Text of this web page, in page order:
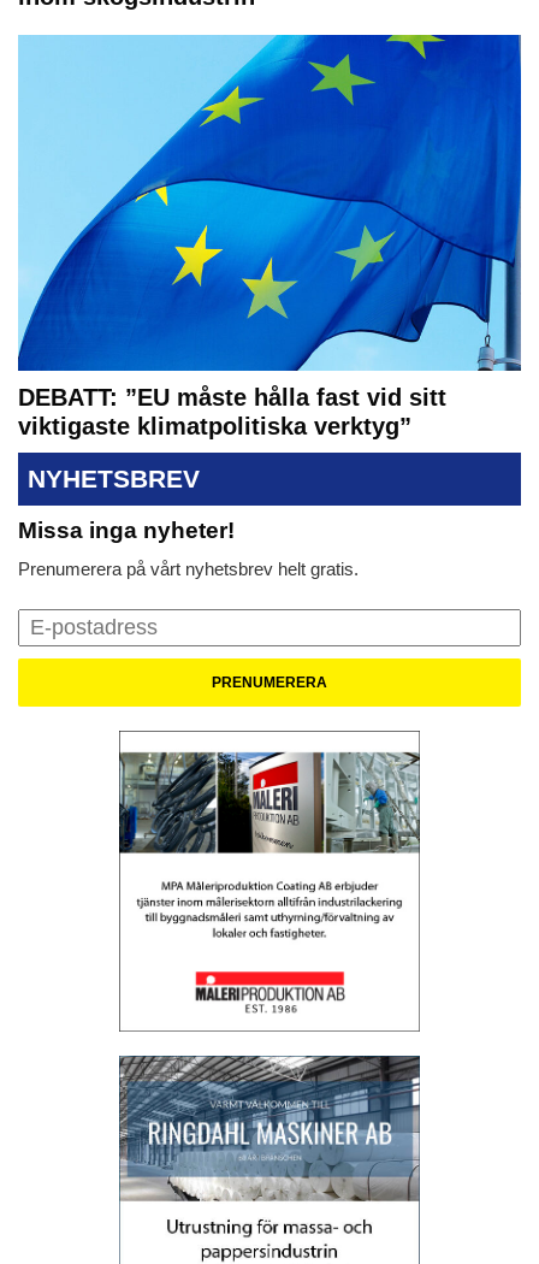
DEBATT: ”EU måste hålla fast vid sitt
viktigaste klimatpolitiska verktyg”
NYHETSBREV
Missa inga nyheter!
Prenumerera på vårt nyhetsbrev helt gratis.